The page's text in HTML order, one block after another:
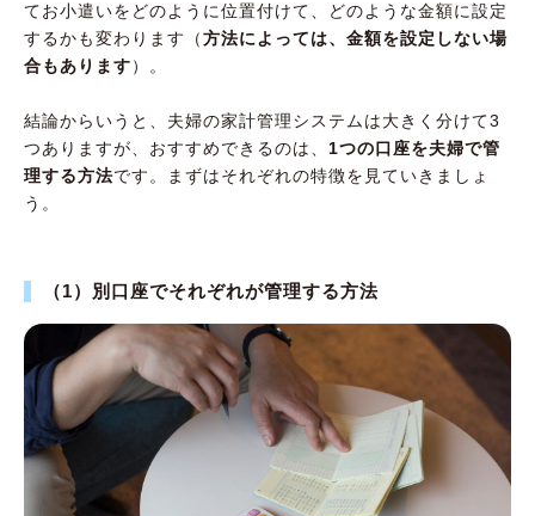
てお小遣いをどのように位置付けて、どのような金額に設定
するかも変わります（方法によっては、金額を設定しない場
合もあります）。
結論からいうと、夫婦の家計管理システムは大きく分けて3
つありますが、おすすめできるのは、 1つの口座を夫婦で管
理する方法です。まずはそれぞれの特徴を見ていきましょ
う。
（1）別口座でそれぞれが管理する方法